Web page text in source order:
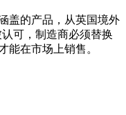
盖的产品，从英国境外
可，制造商必须替换
能在市场上销售。